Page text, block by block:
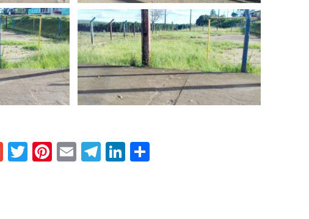
GmailTwitter
Pinterest
EmailTelegram
LinkedIn